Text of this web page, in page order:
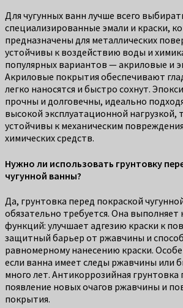
Для чугунных ванн лучше всего
специализированные эмали и краски,
предназначены для металлических
устойчивы к воздействию воды и
популярных вариантов — акриловые и
Акриловые покрытия обеспечивают
легко наносятся и быстро сохнут.
прочны и долговечны, идеально
высокой эксплуатационной нагрузкой,
устойчивы к механическим
химических средств.
Нужно ли использовать грунтовку
чугунной ванны?
Да, грунтовка перед покраской
обязательно требуется. Она
функций: улучшает адгезию краски к
защитный барьер от ржавчины и
равномерному нанесению краски.
если ванна имеет следы ржавчины или
много лет. Антикоррозийная
появление новых очагов ржавчины и
покрытия.